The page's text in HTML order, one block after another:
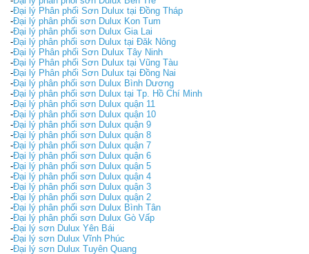
-Đại lý Phân phối Sơn Dulux tại Đồng Tháp
-Đại lý phân phối sơn Dulux Kon Tum
-Đại lý phân phối sơn Dulux Gia Lai
-Đại lý phân phối sơn Dulux tại Đăk Nông
-Đại lý Phân phối Sơn Dulux Tây Ninh
-Đại lý Phân phối Sơn Dulux tại Vũng Tàu
-Đại lý Phân phối Sơn Dulux tại Đồng Nai
-Đại lý phân phối sơn Dulux Bình Dương
-Đại lý phân phối sơn Dulux tại Tp. Hồ Chí Minh
-Đại lý phân phối sơn Dulux quận 11
-Đại lý phân phối sơn Dulux quận 10
-Đại lý phân phối sơn Dulux quận 9
-Đại lý phân phối sơn Dulux quận 8
-Đại lý phân phối sơn Dulux quận 7
-Đại lý phân phối sơn Dulux quận 6
-Đại lý phân phối sơn Dulux quận 5
-Đại lý phân phối sơn Dulux quận 4
-Đại lý phân phối sơn Dulux quận 3
-Đại lý phân phối sơn Dulux quận 2
-Đại lý phân phối sơn Dulux Bình Tân
-Đại lý phân phối sơn Dulux Gò Vấp
-Đại lý sơn Dulux Yên Bái
-Đại lý sơn Dulux Vĩnh Phúc
-Đại lý sơn Dulux Tuyên Quang